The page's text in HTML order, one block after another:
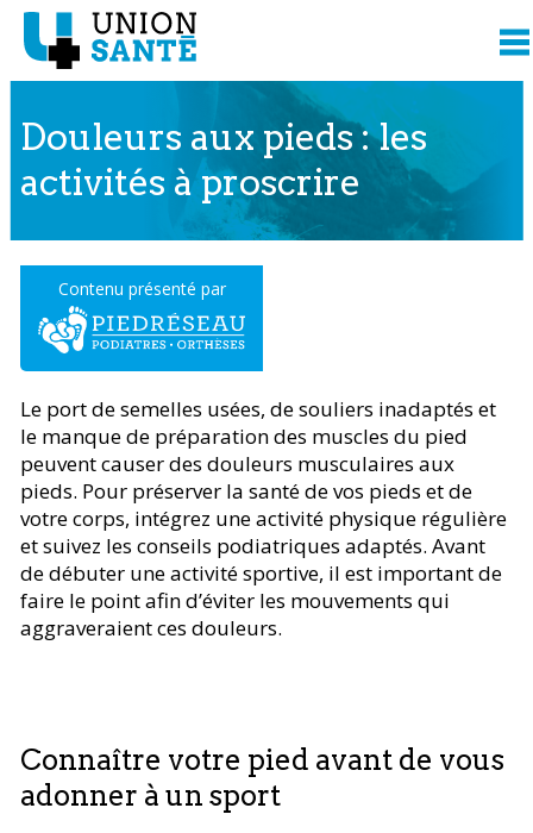
Douleurs aux pieds : les
activités à proscrire
Contenu présenté par
Le port de semelles usées, de souliers inadaptés et
le manque de préparation des muscles du pied
peuvent causer des douleurs musculaires aux
pieds. Pour préserver la santé de vos pieds et de
votre corps, intégrez une activité physique régulière
et suivez les conseils podiatriques adaptés. Avant
de débuter une activité sportive, il est important de
faire le point afin d’éviter les mouvements qui
aggraveraient ces douleurs.
Connaître votre pied avant de vous
adonner à un sport